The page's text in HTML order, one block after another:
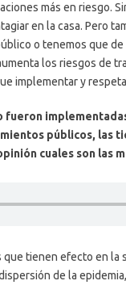
más en riesgo.
en la casa. Pero
o tenemos que
los riesgos de
implementar y
fueron
públicos, las
cuales son las
que tienen efecto en la
de la